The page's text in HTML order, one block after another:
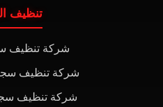
تنظيف
شركة تنظيف
شركة تنظيف
شركة تنظيف